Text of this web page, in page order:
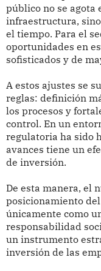
público no se agota
infraestructura,
el tiempo. Para el
oportunidades en
sofisticados y de
A estos ajustes se
reglas: definición
los procesos y
control. En un
regulatoria ha sido
avances tiene un
de inversión.
De esta manera, el
posicionamiento
únicamente como
responsabilidad
un instrumento
inversión de las